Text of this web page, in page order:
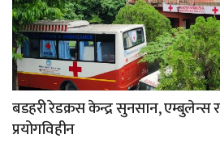
बडहरी रेडक्रस केन्द्र सुनसान,
प्रयोगविहीन